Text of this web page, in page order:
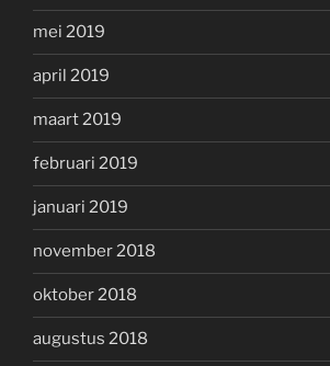
mei 2019
april 2019
maart 2019
februari 2019
januari 2019
november 2018
oktober 2018
augustus 2018